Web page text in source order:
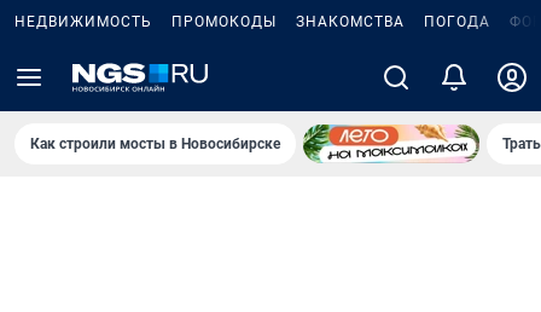
НЕДВИЖИМОСТЬ ПРОМОКОДЫ ЗНАКОМСТВА ПОГОДА
Как строили мосты в Новосибирске